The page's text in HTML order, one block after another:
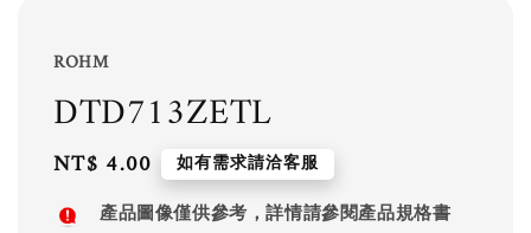
ROHM
DTD713ZETL
Regular
price
NT$ 4.00 如有需求請洽客服
產品圖像僅供參考，詳情請參閱產品規格書